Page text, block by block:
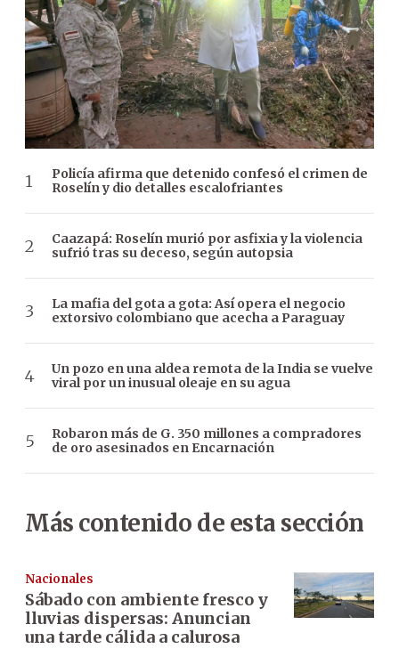
Policía afirma que detenido confesó el crimen de
Roselín y dio detalles escalofriantes
Caazapá: Roselín murió por asfixia y la violencia
sufrió tras su deceso, según autopsia
La mafia del gota a gota: Así opera el negocio
extorsivo colombiano que acecha a Paraguay
Un pozo en una aldea remota de la India se vuelve
viral por un inusual oleaje en su agua
Robaron más de G. 350 millones a compradores
de oro asesinados en Encarnación
Más contenido de esta sección
Nacionales
Sábado con ambiente fresco y
lluvias dispersas: Anuncian
una tarde cálida a calurosa